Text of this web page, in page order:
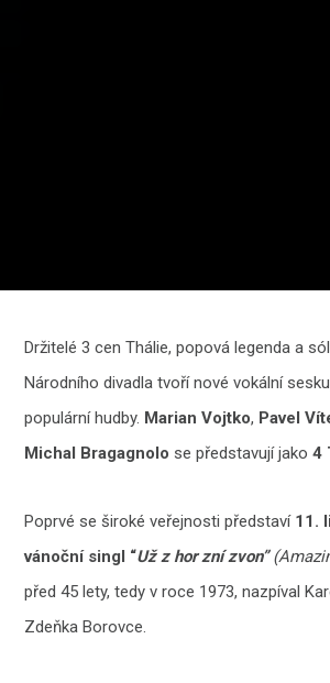
Držitelé 3 cen Thálie, popová legenda a
Národního divadla tvoří nové vokální
populární hudby. Marian Vojtko, Pavel
Michal Bragagnolo se představují jako4
Poprvé se široké veřejnosti představí 11.
vánoční singl “Už z hor zní zvon”
před 45 lety, tedy v roce 1973, nazpíval
Zdeňka Borovce.